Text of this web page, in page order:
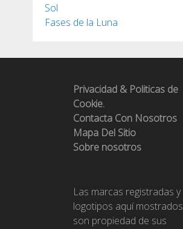
Sol
Fases de la Luna
Privacidad & Politicas de
Cookie.
Contacta Con Nosotros
Mapa Del Sitio
Sobre nosotros
Las marcas registradas y
logotipos aquí mostrados
son propiedad de sus